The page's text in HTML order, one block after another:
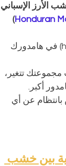
الأرز الإسباني
Honduran
)
. راقب مقياس الرطوبة (hygrometer) في هامدورك
مجموعتك تتغير،
أكبر.
بانتظام عن أي
بين خشب